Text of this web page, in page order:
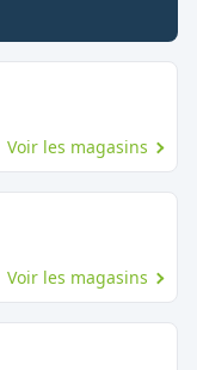
Voir les magasins
Voir les magasins